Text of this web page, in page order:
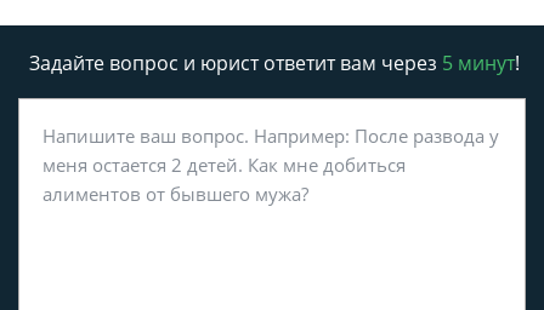
Задайте вопрос и юрист ответит вам через 5 минут!